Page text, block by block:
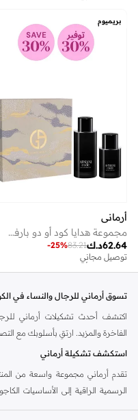
بريميوم
أرماني
مجموعة هدايا كود أو دو بارفان
د.ك62.64
83.21
-25%
توصيل مجاني
توفير على الأطقم
تسوق أرماني للرجال والنساء في
اكتشف أحدث تشكيلات أرماني
الفاخرة والمزيد. ارتقِ بأسلوبك مع
استكشف تشكيلة أرماني
تقدم أرماني مجموعة واسعة من
الرسمية الراقية إلى الأساسيات